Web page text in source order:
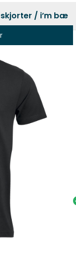
/ i’m